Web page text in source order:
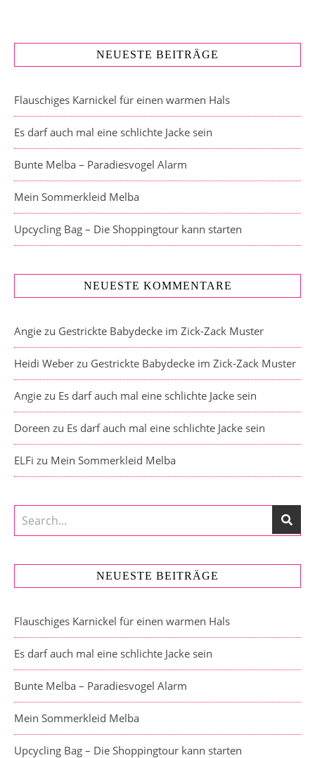
NEUESTE BEITRÄGE
Flauschiges Karnickel für einen warmen Hals
Es darf auch mal eine schlichte Jacke sein
Bunte Melba – Paradiesvogel Alarm
Mein Sommerkleid Melba
Upcycling Bag – Die Shoppingtour kann starten
NEUESTE KOMMENTARE
Angie zu Gestrickte Babydecke im Zick-Zack Muster
Heidi Weber zu Gestrickte Babydecke im Zick-Zack Muster
Angie zu Es darf auch mal eine schlichte Jacke sein
Doreen zu Es darf auch mal eine schlichte Jacke sein
ELFi zu Mein Sommerkleid Melba
NEUESTE BEITRÄGE
Flauschiges Karnickel für einen warmen Hals
Es darf auch mal eine schlichte Jacke sein
Bunte Melba – Paradiesvogel Alarm
Mein Sommerkleid Melba
Upcycling Bag – Die Shoppingtour kann starten